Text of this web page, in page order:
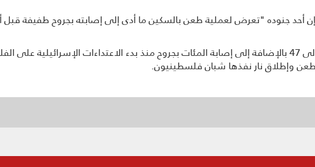
أحد جنوده "تعرض لعملية طعن بالسكين ما أدى إلى إصابته بجروح طفيفة
طعن وإطلاق نار نفذها شبان فلسطينيون.